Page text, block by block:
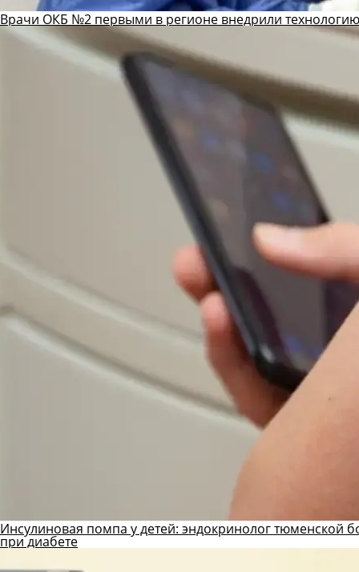
Врачи ОКБ №2 первыми в регионе внедрили
Инсулиновая помпа у детей: эндокринолог тюменской
при диабете